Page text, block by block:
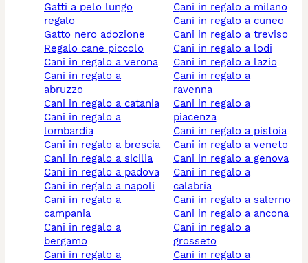
gatti a pelo lungo
regalo
gatto nero adozione
regalo cane piccolo
cani in regalo a verona
cani in regalo a
abruzzo
cani in regalo a catania
cani in regalo a
lombardia
cani in regalo a brescia
cani in regalo a sicilia
cani in regalo a padova
cani in regalo a napoli
cani in regalo a
campania
cani in regalo a
bergamo
cani in regalo a
cani in regalo a milano
cani in regalo a cuneo
cani in regalo a treviso
cani in regalo a lodi
cani in regalo a lazio
cani in regalo a
ravenna
cani in regalo a
piacenza
cani in regalo a pistoia
cani in regalo a veneto
cani in regalo a genova
cani in regalo a
calabria
cani in regalo a salerno
cani in regalo a ancona
cani in regalo a
grosseto
cani in regalo a